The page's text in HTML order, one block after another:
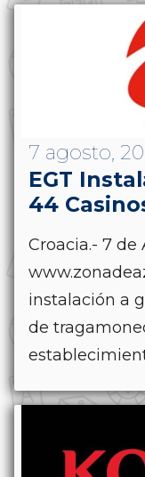
7 agosto,
EGT
44
Croacia.- 7 de
instalación a
de